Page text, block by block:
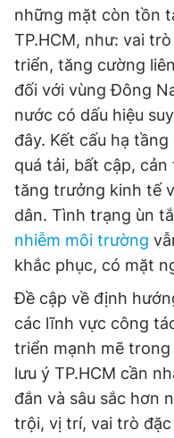
những mặt còn tồn
TP.HCM, như: vai
triển, tăng cường
đối với vùng Đông
nước có dấu hiệu
đây. Kết cấu hạ
quá tải, bất cập,
tăng trưởng kinh tế
dân. Tình trạng ùn
nhiễm môi trường
khắc phục, có mặt
Đề cập về định
các lĩnh vực công
triển mạnh mẽ
lưu ý TP.HCM cần
đắn và sâu sắc hơn
trội, vị trí, vai trò